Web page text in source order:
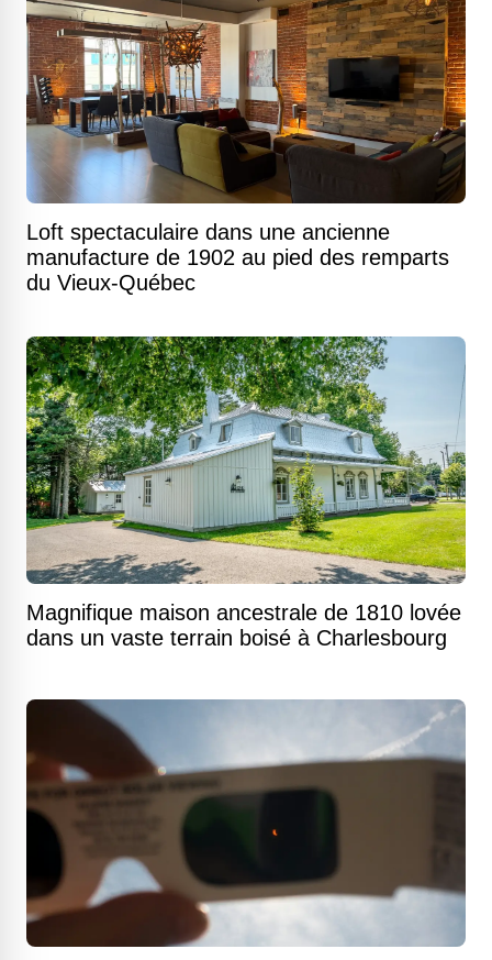
Loft spectaculaire dans une ancienne
manufacture de 1902 au pied des remparts
du Vieux-Québec
Magnifique maison ancestrale de 1810 lovée
dans un vaste terrain boisé à Charlesbourg